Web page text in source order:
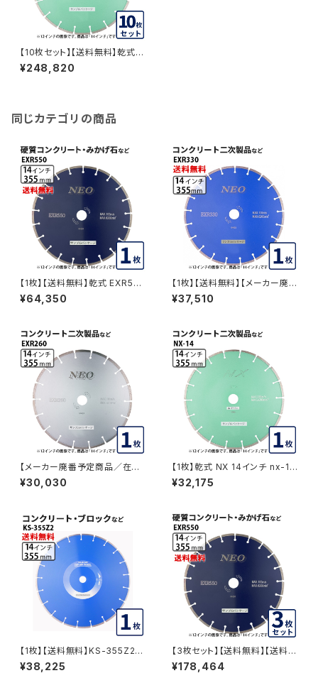
【10枚セット】【送料無料】乾式 N
X 14インチ nx-14 コンクリート
二次製品など セグメントタイプ
¥248,820
同じカテゴリの商品
【1枚】【送料無料】乾式 EXR550
14インチ exr550-14 硬質コン
クリート・みかげ石など切断用
¥64,350
【1枚】【送料無料】【メーカー廃番
の為在庫品限り】乾式 EXR330
14インチ コンクリート二次製品
330-14 EXR330-14
¥37,510
【メーカー廃番予定商品／在庫
僅少】【1枚】乾式 EXR260 14イ
ンチ コンクリート二次製品など
カッター exr260-14 EXR260
-14
¥30,030
【1枚】乾式 NX 14インチ nx-14
コンクリート二次製品などの切
断 セグメントタイプ ダイヤモン
¥32,175
【1枚】【送料無料】KS-355Z2
乾式 KSセグメント ゼットツー 1
4インチ 355mm コンクリート・
¥38,225
【3枚セット】【送料無料】【送料無
料】乾式 EXR550 14インチ exr
550-14 硬質コンクリート・みか
¥178,464